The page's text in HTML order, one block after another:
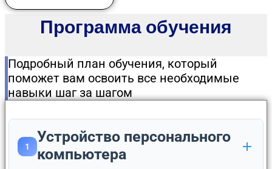
Программа обучения
Подробный план обучения, который
поможет вам освоить все необходимые
навыки шаг за шагом
1
Устройство персонального
компьютера